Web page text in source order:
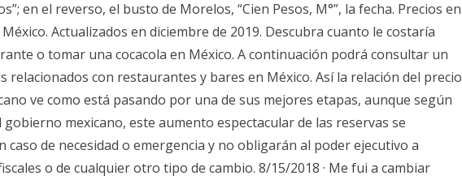
en el reverso, el busto de Morelos, “Cien Pesos, M°”, la fecha. Precios en
Actualizados en diciembre de 2019. Descubra cuanto le costaría
o tomar una cocacola en México. A continuación podrá consultar un
relacionados con restaurantes y bares en México. Así la relación del precio
ve como está pasando por una de sus mejores etapas, aunque según
gobierno mexicano, este aumento espectacular de las reservas se
caso de necesidad o emergencia y no obligarán al poder ejecutivo a
o de cualquier otro tipo de cambio. 8/15/2018 · Me fui a cambiar